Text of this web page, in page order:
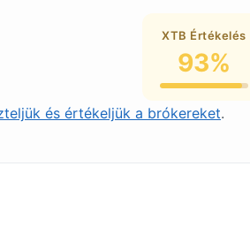
XTB Értékelés
93%
és értékeljük a brókereket.